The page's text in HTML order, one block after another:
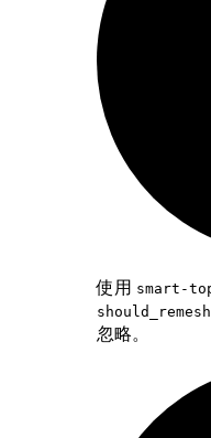
使用 smart-
should_remesh
忽略。